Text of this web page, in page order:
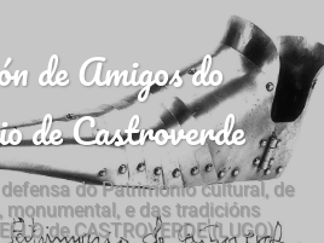
de Amigos do
de Castroverde
do Patrimonio cultural, de
monumental, e das tradicións
de CASTROVERDE (LUGO)